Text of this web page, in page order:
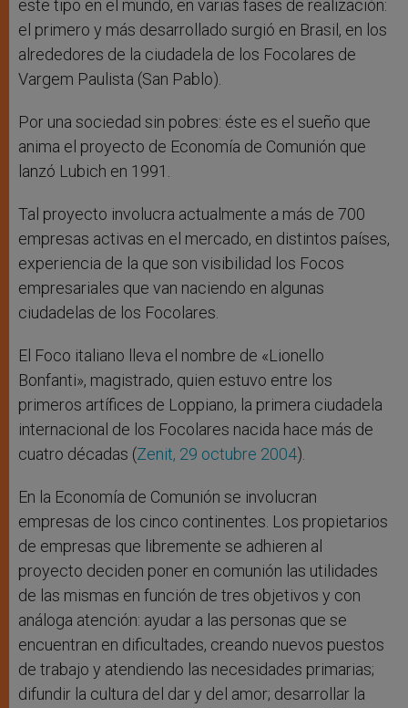
este tipo en el mundo, en varias fases de realización:
el primero y más desarrollado surgió en Brasil, en los
alrededores de la ciudadela de los Focolares de
Vargem Paulista (San Pablo).
Por una sociedad sin pobres: éste es el sueño que
anima el proyecto de Economía de Comunión que
lanzó Lubich en 1991.
Tal proyecto involucra actualmente a más de 700
empresas activas en el mercado, en distintos países,
experiencia de la que son visibilidad los Focos
empresariales que van naciendo en algunas
ciudadelas de los Focolares.
El Foco italiano lleva el nombre de «Lionello
Bonfanti», magistrado, quien estuvo entre los
primeros artífices de Loppiano, la primera ciudadela
internacional de los Focolares nacida hace más de
cuatro décadas (Zenit, 29 octubre 2004).
En la Economía de Comunión se involucran
empresas de los cinco continentes. Los propietarios
de empresas que libremente se adhieren al
proyecto deciden poner en comunión las utilidades
de las mismas en función de tres objetivos y con
análoga atención: ayudar a las personas que se
encuentran en dificultades, creando nuevos puestos
de trabajo y atendiendo las necesidades primarias;
difundir la cultura del dar y del amor; desarrollar la